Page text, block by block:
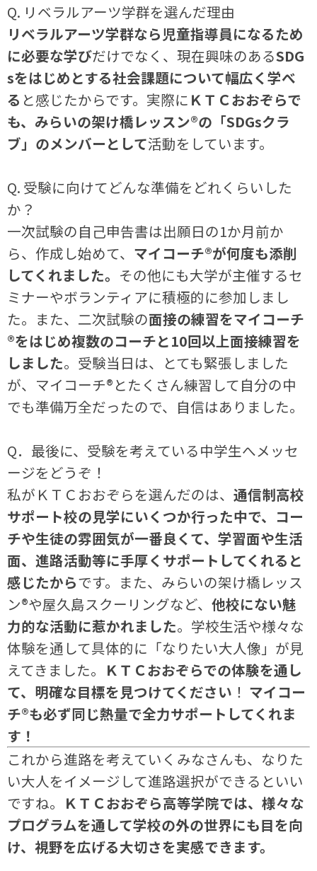
Q. リベラルアーツ学群を選んだ理由
リベラルアーツ学群なら児童指導員になるため
に必要な学びだけでなく、現在興味のあるSDG
sをはじめとする社会課題について幅広く学べ
る と感じたからです。実際に ＫＴＣおおぞらで
も、みらいの架け橋レッスン®の「SDGsクラ
ブ」のメンバーとして活動をしています。
Q. 受験に向けてどんな準備をどれくらいした
か？
一次試験の自己申告書は出願日の1か月前か
ら、作成し始めて、 マイコーチ®が何度も添削
してくれました。 その他にも大学が主催するセ
ミナーやボランティアに積極的に参加しまし
た。また、二次試験の面接の練習をマイコーチ
®をはじめ複数のコーチと10回以上面接練習を
しました。受験当日は、とても緊張しました
が、マイコーチ®とたくさん練習して自分の中
でも準備万全だったので、自信はありました。
Q．最後に、受験を考えている中学生へメッセ
ージをどうぞ！
私がＫＴＣおおぞらを選んだのは、通信制高校
サポート校の見学にいくつか行った中で、コー
チや生徒の雰囲気が一番良くて、学習面や生活
面、進路活動等に手厚くサポートしてくれると
感じたからです。また、みらいの架け橋レッス
ン®や屋久島スクーリングなど、他校にない魅
力的な活動に惹かれました。学校生活や様々な
体験を通して具体的に「なりたい大人像」が見
えてきました。 ＫＴＣおおぞらでの体験を通し
て、明確な目標を見つけてください ！ マイコー
チ®も必ず同じ熱量で全力サポートしてくれま
す！
これから進路を考えていくみなさんも、なりた
い大人をイメージして進路選択ができるといい
ですね。 ＫＴＣおおぞら高等学院では、様々な
プログラムを通して学校の外の世界にも目を向
け、視野を広げる大切さを実感できます。